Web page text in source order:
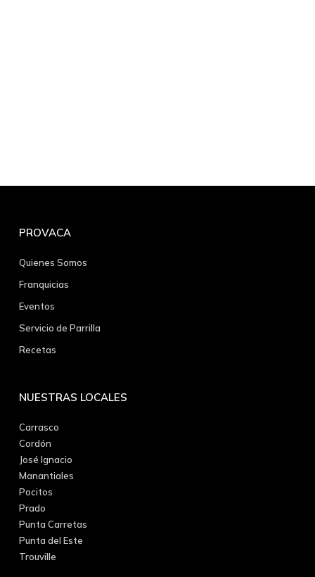
PROVACA
Quienes Somos
Franquicias
Eventos
Servicio de Parrilla
Recetas
NUESTRAS LOCALES
Carrasco
Cordón
José Ignacio
Manantiales
Pocitos
Prado
Punta Carretas
Punta del Este
Trouville